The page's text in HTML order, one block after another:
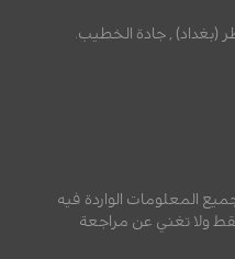
(بغداد) , جادة الخطيب.
المعلومات الواردة فيه
ولا تغني عن مراجعة